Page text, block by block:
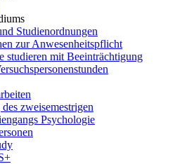
Studienordnungen
zur Anwesenheitspflicht
studieren mit Beeinträchtigung
zweisemestrigen
Psychologie